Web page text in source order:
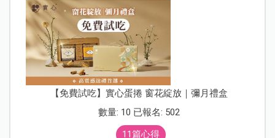
【免費試吃】實心蛋捲 窗花綻放｜彌月禮盒
數量: 10 已報名: 502
11篇心得